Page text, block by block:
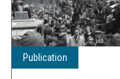
Publication